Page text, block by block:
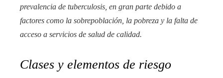
prevalencia de tuberculosis, en gran parte debido a
factores como la sobrepoblación, la pobreza y la falta de
acceso a servicios de salud de calidad.
Clases y elementos de riesgo